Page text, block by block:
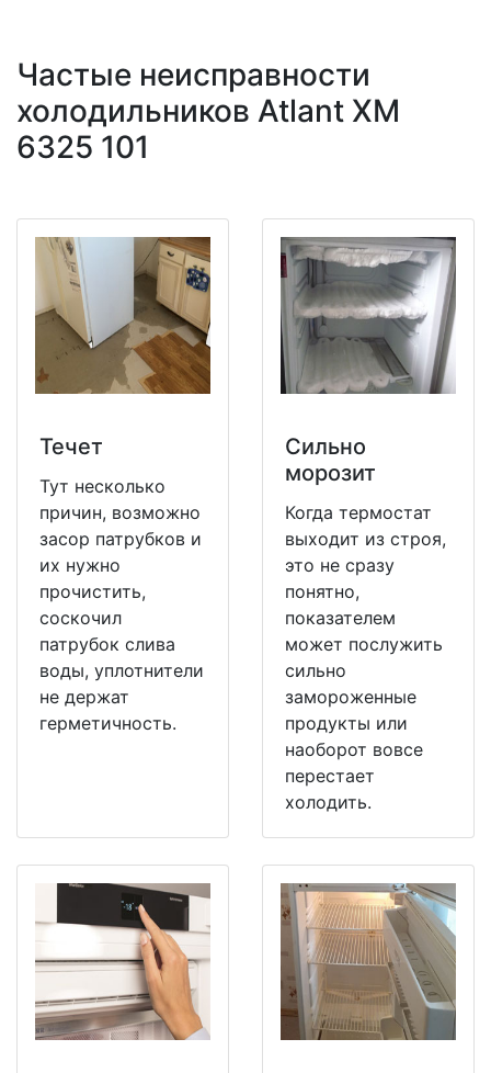
Частые неисправности
холодильников Atlant XM
6325 101
Течет
Тут несколько
причин, возможно
засор патрубков и
их нужно
прочистить,
соскочил
патрубок слива
воды, уплотнители
не держат
герметичность.
Сильно
морозит
Когда термостат
выходит из строя,
это не сразу
понятно,
показателем
может послужить
сильно
замороженные
продукты или
наоборот вовсе
перестает
холодить.